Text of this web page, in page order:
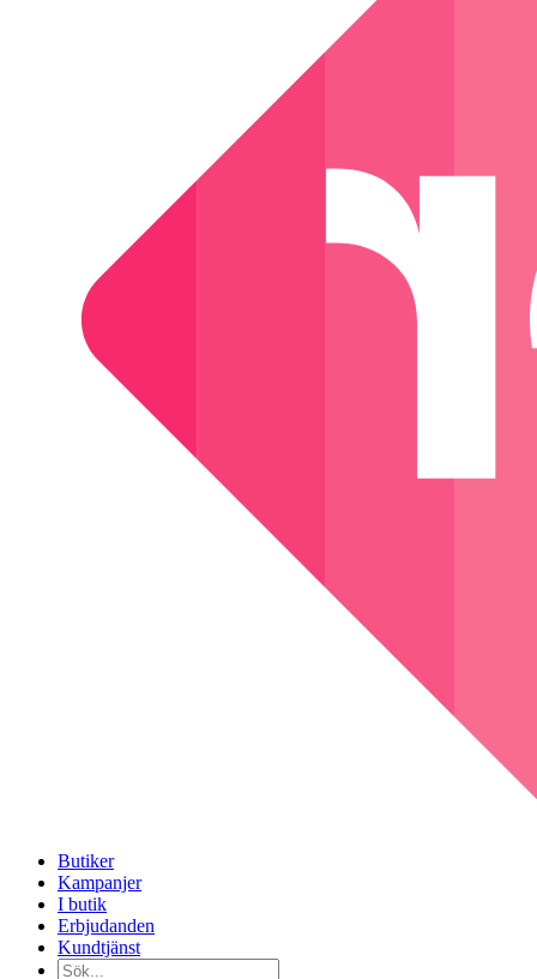
Butiker
Kampanjer
I butik
Erbjudanden
Kundtjänst
Sök...